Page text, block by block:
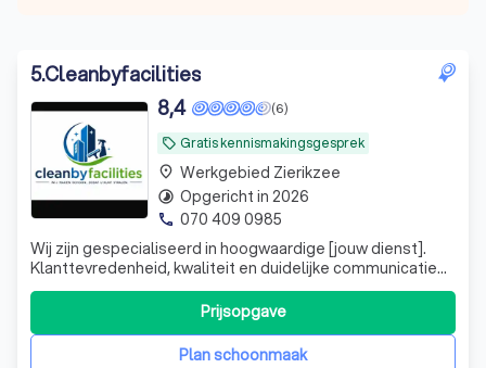
5.Cleanbyfacilities
local_offer Gratis kennismakingsgesprek
(6)
8,4
Wij zijn gespecialiseerd in hoogwaardige [jouw dienst].
Klanttevredenheid, kwaliteit en duidelijke communicatie
staan bij ons voorop. We werken netjes, denken met de
klant mee en leveren betrouwbaar vakwerk tegen een
eerlijke prijs. Neem gerust contact op voor een
vrijblijvende offerte. Plan schoonmaak
Prijsopgave
place Werkgebied Zierikzee
timelapse Opgericht in 2026
phone 070 409 0985